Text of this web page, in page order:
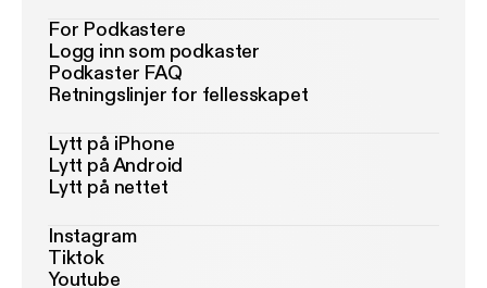
For Podkastere
Logg inn som podkaster
Podkaster FAQ
Retningslinjer for fellesskapet
Lytt på iPhone
Lytt på Android
Lytt på nettet
Instagram
Tiktok
Youtube